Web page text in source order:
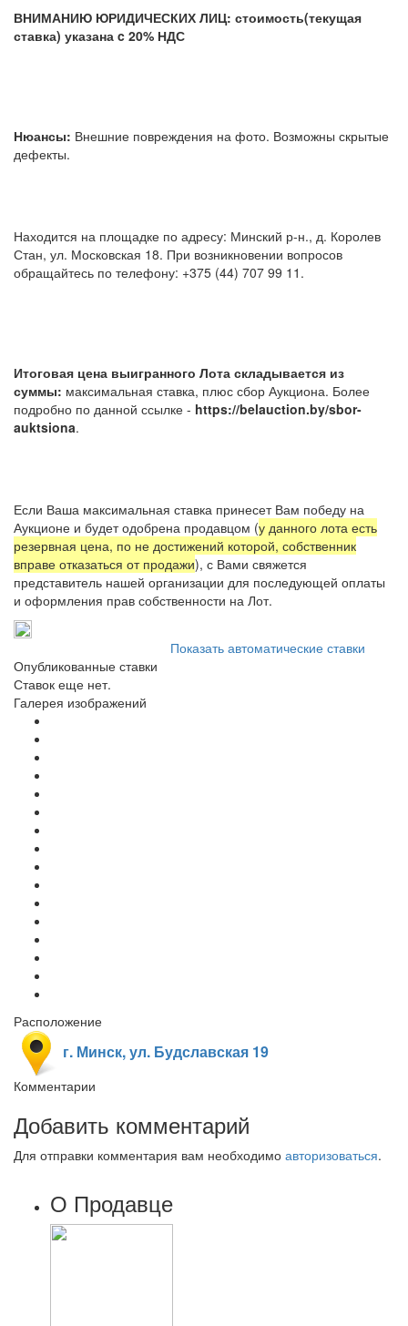
ВНИМАНИЮ ЮРИДИЧЕСКИХ ЛИЦ: стоимость(текущая
ставка) указана c 20% НДС
Нюансы: Внешние повреждения на фото. Возможны скрытые
дефекты.
Находится на площадке по адресу: Минский р-н., д. Королев
Стан, ул. Московская 18. При возникновении вопросов
обращайтесь по телефону: +375 (44) 707 99 11.
Итоговая цена выигранного Лота складывается из
суммы: максимальная ставка, плюс сбор Аукциона. Более
подробно по данной ссылке - https://belauction.by/sbor-
auktsiona.
Если Ваша максимальная ставка принесет Вам победу на
Аукционе и будет одобрена продавцом (у данного лота есть
резервная цена, по не достижений которой, собственник
вправе отказаться от продажи), с Вами свяжется
представитель нашей организации для последующей оплаты
и оформления прав собственности на Лот.
Показать автоматические ставки
Опубликованные ставки
Ставок еще нет.
Галерея изображений
Расположение
г. Минск, ул. Будславская 19
Комментарии
Добавить комментарий
Для отправки комментария вам необходимо авторизоваться.
О Продавце